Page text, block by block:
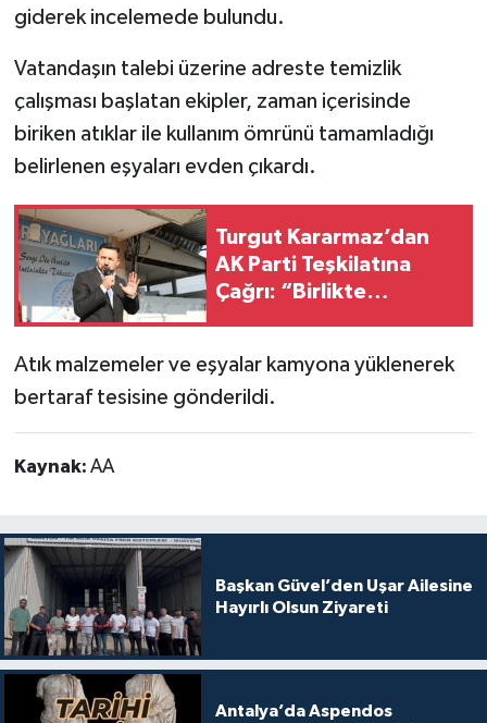
giderek incelemede bulundu.
Vatandaşın talebi üzerine adreste temizlik
çalışması başlatan ekipler, zaman içerisinde
biriken atıklar ile kullanım ömrünü tamamladığı
belirlenen eşyaları evden çıkardı.
Turgut Kararmaz’dan
AK Parti Teşkilatına
Çağrı: “Birlikte
Atık malzemeler ve eşyalar kamyona yüklenerek
bertaraf tesisine gönderildi.
Kaynak: AA
Başkan Güvel’den Uşar Ailesine
Hayırlı Olsun Ziyareti
Antalya’da Aspendos